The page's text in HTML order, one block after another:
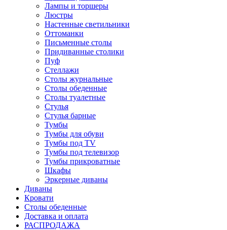
Лампы и торшеры
Люстры
Настенные светильники
Оттоманки
Письменные столы
Придиванные столики
Пуф
Стеллажи
Столы журнальные
Столы обеденные
Столы туалетные
Стулья
Стулья барные
Тумбы
Тумбы для обуви
Тумбы под TV
Тумбы под телевизор
Тумбы прикроватные
Шкафы
Эркерные диваны
Диваны
Кровати
Столы обеденные
Доставка и оплата
РАСПРОДАЖА